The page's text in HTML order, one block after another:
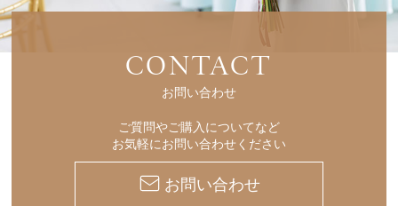
CONTACT
お問い合わせ
ご質問やご購入についてなど
お気軽にお問い合わせください
お問い合わせ